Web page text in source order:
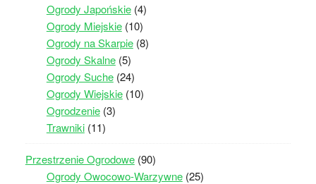
Ogrody Japońskie(4)
Ogrody Miejskie(10)
Ogrody na Skarpie(8)
Ogrody Skalne(5)
Ogrody Suche(24)
Ogrody Wiejskie(10)
Ogrodzenie(3)
Trawniki(11)
Przestrzenie Ogrodowe(90)
Ogrody Owocowo-Warzywne(25)